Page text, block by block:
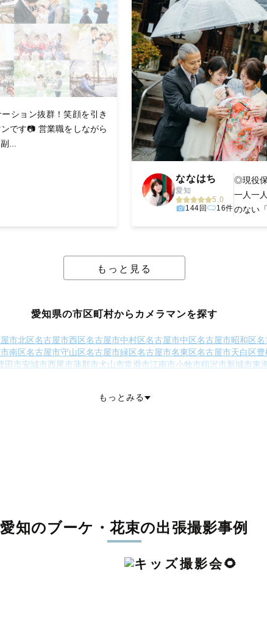
ション抜群！笑顔を引き
です📷 営業職をしながら
...
ななはち
愛知
5.0
144回
16件
◎現役
一人一
のない
もっと見る
愛知県の市区町村からカメラマンを探す
市北区名古屋市西区名古屋市中村区名古屋市中区名古屋市昭和区名
南区名古屋市守山区名古屋市緑区名古屋市名東区名古屋市天白区
田市安城市西尾市蒲郡市犬山市常滑市江南市小牧市稲沢市新城市東
北設楽郡東栄町
もっとみる
愛知のブーケ・花束の出張撮影事例